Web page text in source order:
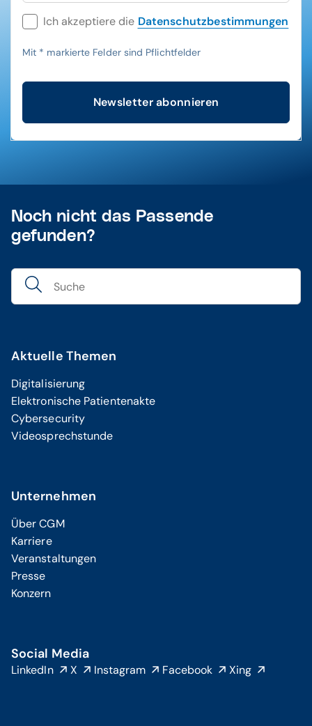
Ich akzeptiere die Datenschutzbestimmungen
Mit * markierte Felder sind Pflichtfelder
Newsletter abonnieren
Noch nicht das Passende
gefunden?
Aktuelle Themen
Digitalisierung
Elektronische Patientenakte
Cybersecurity
Videosprechstunde
Unternehmen
Über CGM
Karriere
Veranstaltungen
Presse
Konzern
Social Media
LinkedIn X Instagram Facebook Xing